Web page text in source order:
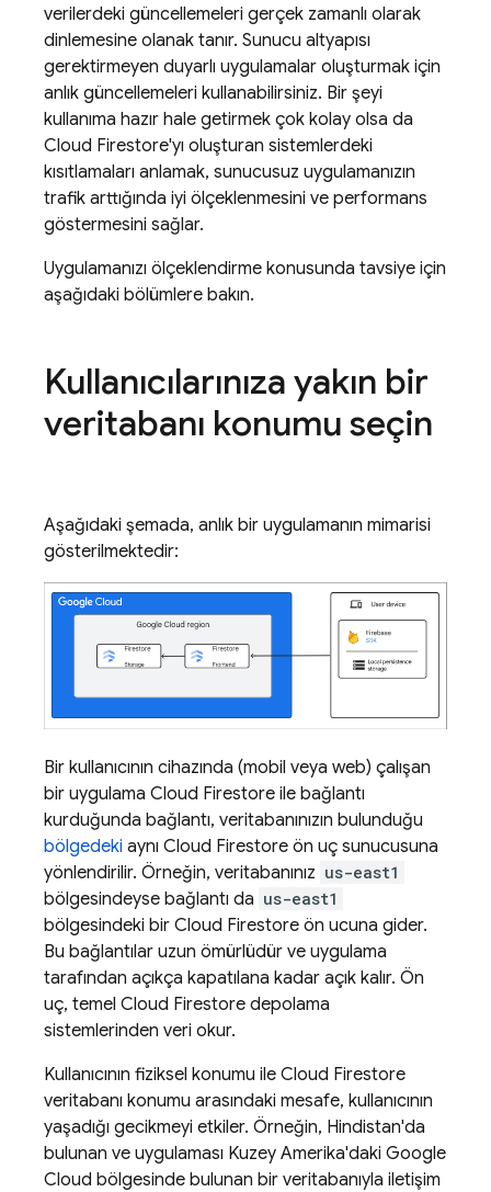
verilerdeki güncellemeleri gerçek zamanlı olarak
dinlemesine olanak tanır. Sunucu altyapısı
gerektirmeyen duyarlı uygulamalar oluşturmak için
anlık güncellemeleri kullanabilirsiniz. Bir şeyi
kullanıma hazır hale getirmek çok kolay olsa da
Cloud Firestore'yı oluşturan sistemlerdeki
kısıtlamaları anlamak, sunucusuz uygulamanızın
trafik arttığında iyi ölçeklenmesini ve performans
göstermesini sağlar.
Uygulamanızı ölçeklendirme konusunda tavsiye için
aşağıdaki bölümlere bakın.
Kullanıcılarınıza yakın bir
veritabanı konumu seçin
Aşağıdaki şemada, anlık bir uygulamanın mimarisi
gösterilmektedir:
Bir kullanıcının cihazında (mobil veya web) çalışan
bir uygulama Cloud Firestore ile bağlantı
kurduğunda bağlantı, veritabanınızın bulunduğu
bölgedeki aynı Cloud Firestore ön uç sunucusuna
yönlendirilir. Örneğin, veritabanınız us-east1
bölgesindeyse bağlantı da us-east1
bölgesindeki bir Cloud Firestore ön ucuna gider.
Bu bağlantılar uzun ömürlüdür ve uygulama
tarafından açıkça kapatılana kadar açık kalır. Ön
uç, temel Cloud Firestore depolama
sistemlerinden veri okur.
Kullanıcının fiziksel konumu ile Cloud Firestore
veritabanı konumu arasındaki mesafe, kullanıcının
yaşadığı gecikmeyi etkiler. Örneğin, Hindistan'da
bulunan ve uygulaması Kuzey Amerika'daki Google
Cloud bölgesinde bulunan bir veritabanıyla iletişim